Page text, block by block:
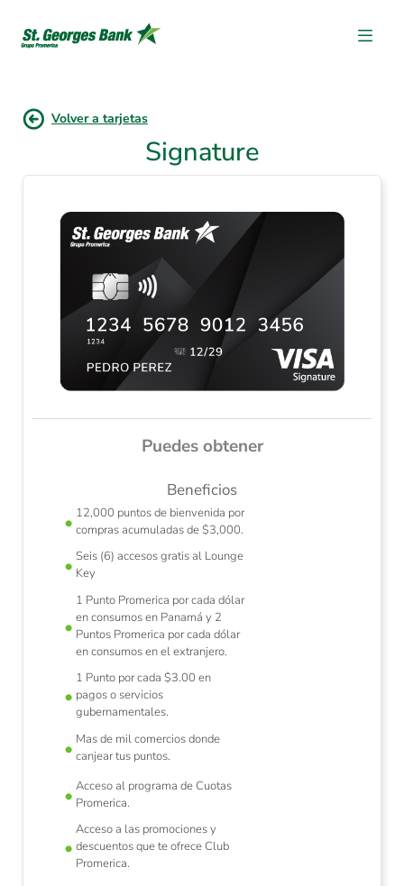
Volver a tarjetas
Signature
Puedes obtener
Beneficios
12,000 puntos de bienvenida por
compras acumuladas de $3,000.
Seis (6) accesos gratis al Lounge
Key
1 Punto Promerica por cada dólar
en consumos en Panamá y 2
Puntos Promerica por cada dólar
en consumos en el extranjero.
1 Punto por cada $3.00 en
pagos o servicios
gubernamentales.
Mas de mil comercios donde
canjear tus puntos.
Acceso al programa de Cuotas
Promerica.
Acceso a las promociones y
descuentos que te ofrece Club
Promerica.